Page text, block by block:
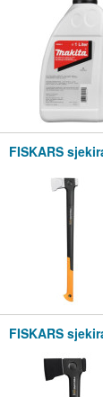
FISKARS
FISKARS